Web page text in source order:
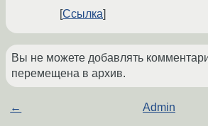
Ссылка
Вы не можете добавлять
перемещена в архив.
← Admin